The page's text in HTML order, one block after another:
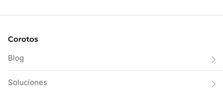
Corotos
Blog
Soluciones